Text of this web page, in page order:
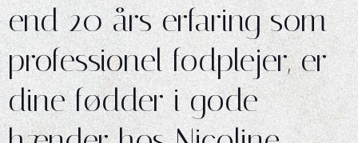
end 20 års erfaring som
professionel fodplejer, er
dine fødder i gode